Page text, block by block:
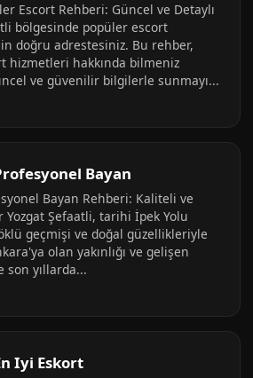
Escort Rehberi: Güncel ve Detaylı
bölgesinde popüler escort
doğru adrestesiniz. Bu rehber,
hizmetleri hakkında bilmeniz
ve güvenilir bilgilerle sunmayı...
Bayan
Bayan Rehberi: Kaliteli ve
Yozgat Şefaatli, tarihi İpek Yolu
geçmişi ve doğal güzellikleriyle
olan yakınlığı ve gelişen
son yıllarda...
Iyi Eskort